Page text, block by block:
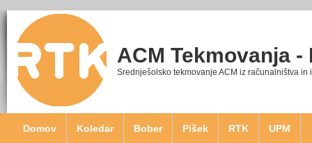
ACM Tekmovanja -
Srednješolsko tekmovanje ACM iz računalništva in
Domov Koledar Bober Pišek RTK UPM